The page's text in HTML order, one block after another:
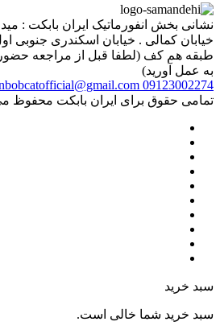
نشانی بخش انفورماتیک ایران بابکت :
طبقه هم کف (لطفا قبل از مراجعه
به عمل آورید)
09123002274
تمامی حقوق برای ایران بابکت محفوظ
سبد خرید
سبد خرید شما خالی است.